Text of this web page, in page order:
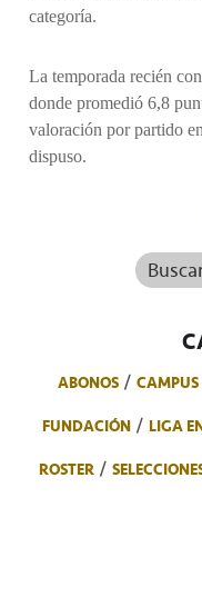
categoría.
La temporada recién
donde promedió 6,8
valoración por partido
dispuso.
ABONOS CAMPUS
FUNDACIÓN
LIGA
ROSTER